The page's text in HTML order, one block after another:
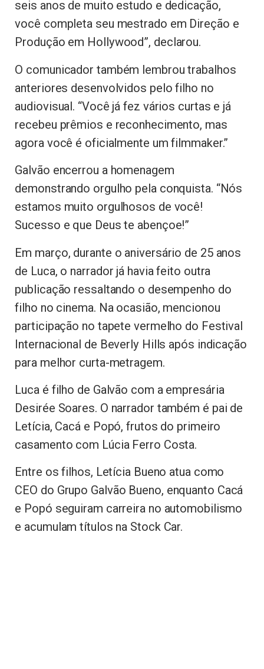
seis anos de muito estudo e dedicação,
você completa seu mestrado em Direção e
Produção em Hollywood”, declarou.
O comunicador também lembrou trabalhos
anteriores desenvolvidos pelo filho no
audiovisual. “Você já fez vários curtas e já
recebeu prêmios e reconhecimento, mas
agora você é oficialmente um filmmaker.”
Galvão encerrou a homenagem
demonstrando orgulho pela conquista. “Nós
estamos muito orgulhosos de você!
Sucesso e que Deus te abençoe!”
Em março, durante o aniversário de 25 anos
de Luca, o narrador já havia feito outra
publicação ressaltando o desempenho do
filho no cinema. Na ocasião, mencionou
participação no tapete vermelho do Festival
Internacional de Beverly Hills após indicação
para melhor curta-metragem.
Luca é filho de Galvão com a empresária
Desirée Soares. O narrador também é pai de
Letícia, Cacá e Popó, frutos do primeiro
casamento com Lúcia Ferro Costa.
Entre os filhos, Letícia Bueno atua como
CEO do Grupo Galvão Bueno, enquanto Cacá
e Popó seguiram carreira no automobilismo
e acumulam títulos na Stock Car.